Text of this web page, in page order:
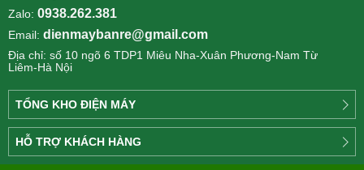
Zalo: 0938.262.381
Email: dienmaybanre@gmail.com
Địa chỉ: số 10 ngõ 6 TDP1 Miêu Nha-Xuân Phương-Nam Từ
Liêm-Hà Nội
TỔNG KHO ĐIỆN MÁY
Công
ty
Điện
HỖ TRỢ KHÁCH HÀNG